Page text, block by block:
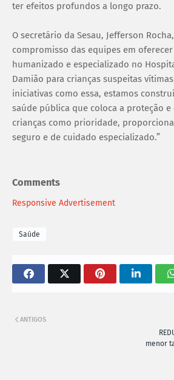
ter efeitos profundos a longo prazo.
O secretário da Sesau, Jefferson
compromisso das equipes em
humanizado e especializado no
Damião para crianças suspeitas
iniciativas como essa, estamos
saúde pública que coloca a proteção
crianças como prioridade,
seguro e de cuidado especializado.”
Comments
Responsive Advertisement
Saúde
menor
ANTIGOS